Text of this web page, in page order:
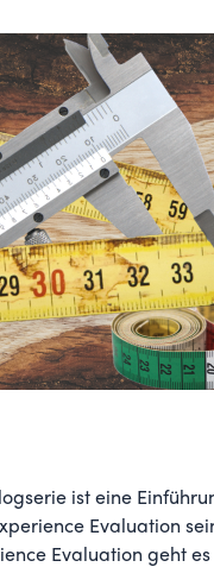
ist eine
Evaluation
Evaluation geht